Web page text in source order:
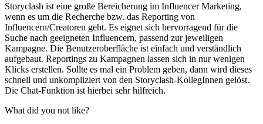
Storyclash ist eine große Bereicherung im Influencer Marketing,
wenn es um die Recherche bzw. das Reporting von
Influencern/Creatoren geht. Es eignet sich hervorragend für die
Suche nach geeigneten Influencern, passend zur jeweiligen
Kampagne. Die Benutzeroberfläche ist einfach und verständlich
aufgebaut. Reportings zu Kampagnen lassen sich in nur wenigen
Klicks erstellen. Sollte es mal ein Problem geben, dann wird dieses
schnell und unkompliziert von den Storyclash-KollegInnen gelöst.
Die Chat-Funktion ist hierbei sehr hilfreich.
What did you not like?